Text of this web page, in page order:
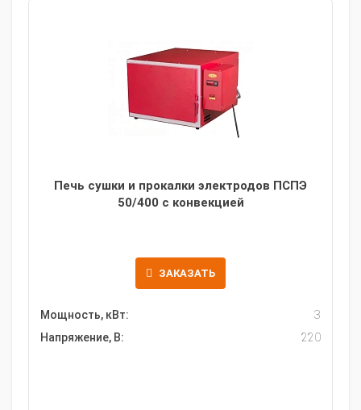
Печь сушки и прокалки электродов ПСПЭ
50/400 с конвекцией
ЗАКАЗАТЬ
Мощность, кВт:
3
Напряжение, В:
220